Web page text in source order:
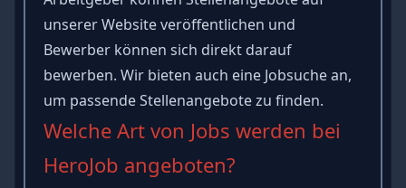
unserer Website veröffentlichen und
Bewerber können sich direkt darauf
bewerben. Wir bieten auch eine Jobsuche an,
um passende Stellenangebote zu finden.
Welche Art von Jobs werden bei
HeroJob angeboten?